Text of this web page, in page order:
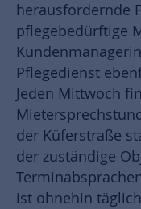
herausfordernde
pflegebedürftige
Pflegedienst
Jeden Mittwoch
der Küferstraße
der zuständige
ist ohnehin